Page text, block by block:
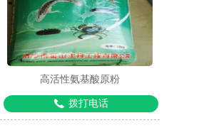
高活性氨基酸原粉
拨打电话